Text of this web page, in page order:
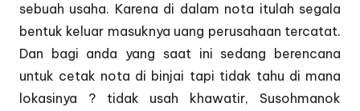
sebuah usaha. Karena di dalam nota itulah segala
bentuk keluar masuknya uang perusahaan tercatat.
Dan bagi anda yang saat ini sedang berencana
untuk cetak nota di binjai tapi tidak tahu di mana
lokasinya ? tidak usah khawatir, Susohmanok